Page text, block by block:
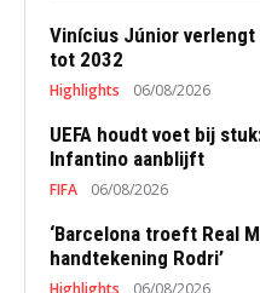
Vinícius Júnior
tot 2032
Highlights 06/08/2026
UEFA houdt voet bij
Infantino aanblijft
FIFA 06/08/2026
‘Barcelona troeft Real
handtekening Rodri’
Highlights 06/08/2026